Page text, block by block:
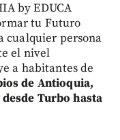
by EDUCA
tu Futuro
cualquier persona
el nivel
a habitantes de
de Antioquia,
Turbo hasta